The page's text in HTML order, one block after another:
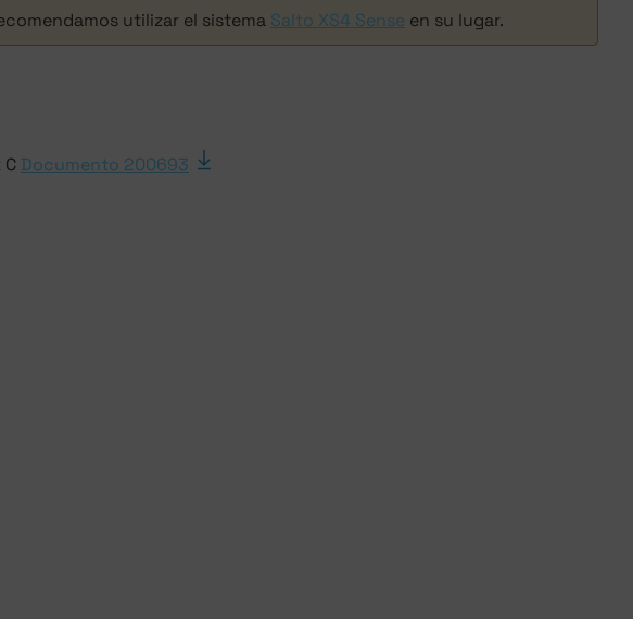
utilizar el sistema Salto XS4 Sense en su lugar.
Documento 200693